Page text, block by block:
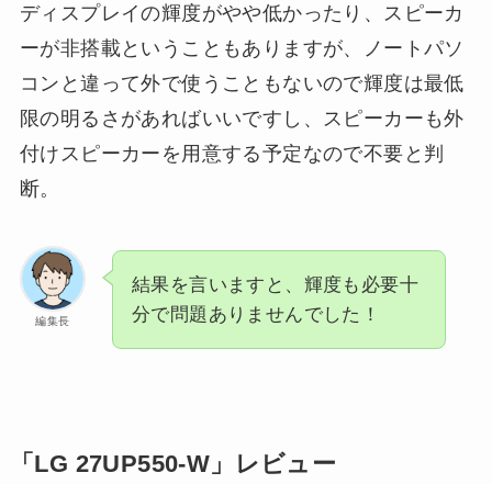
ディスプレイの輝度がやや低かったり、スピーカ
ーが非搭載ということもありますが、ノートパソ
コンと違って外で使うこともないので輝度は最低
限の明るさがあればいいですし、スピーカーも外
付けスピーカーを用意する予定なので不要と判
断。
編集長
結果を言いますと、輝度も必要十
分で問題ありませんでした！
「LG 27UP550-W」レビュー